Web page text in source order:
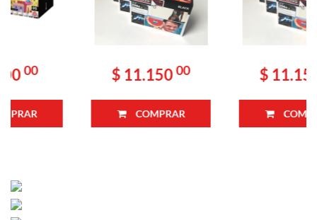
$ 11.15000
COMPRAR
$ 11.15000
COMPRAR